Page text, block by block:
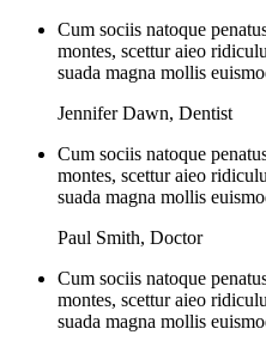
Cum sociis natoque
montes, scettur aieo
suada magna mollis
Jennifer Dawn, Dentist
Cum sociis natoque
montes, scettur aieo
suada magna mollis
Paul Smith, Doctor
Cum sociis natoque
montes, scettur aieo
suada magna mollis